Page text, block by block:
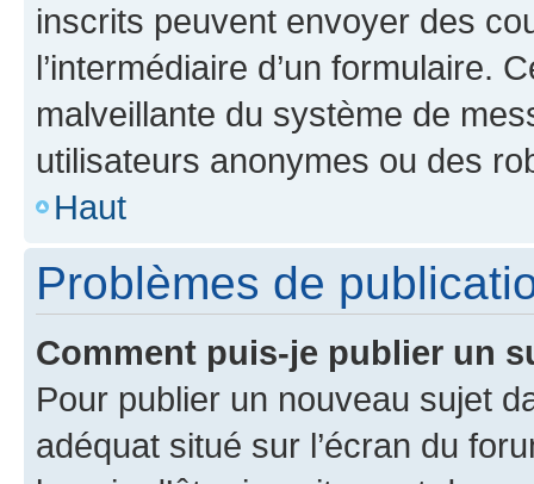
inscrits peuvent envoyer des
l’intermédiaire d’un formulaire.
malveillante du système de
utilisateurs anonymes ou des
Haut
Problèmes de
Comment puis-je publier un
Pour publier un nouveau sujet
adéquat situé sur l’écran du